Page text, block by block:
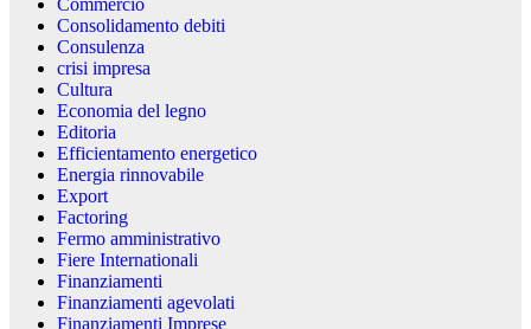
Commercio
Consolidamento debiti
Consulenza
crisi impresa
Cultura
Economia del legno
Editoria
Efficientamento energetico
Energia rinnovabile
Export
Factoring
Fermo amministrativo
Fiere Internationali
Finanziamenti
Finanziamenti agevolati
Finanziamenti Imprese